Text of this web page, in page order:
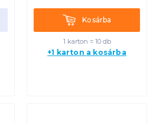
KosárbaKosárba
1 karton = 10 db
+1 karton a kosárba